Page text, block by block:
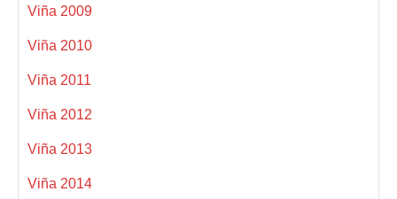
Viña 2009
Viña 2010
Viña 2011
Viña 2012
Viña 2013
Viña 2014